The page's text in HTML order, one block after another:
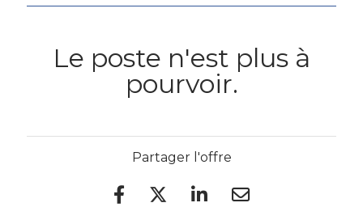
Le poste n'est plus à
pourvoir.
Partager l'offre